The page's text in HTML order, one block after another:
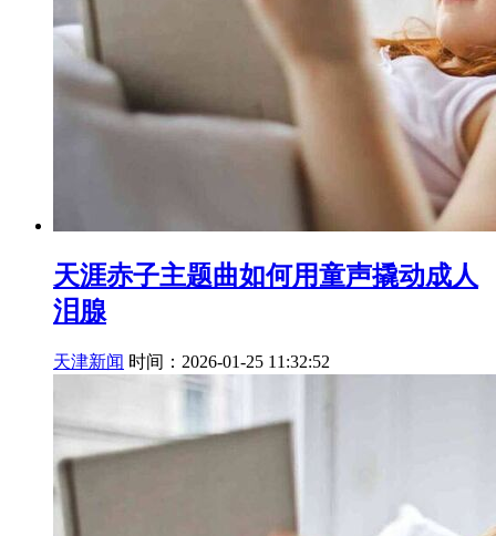
天涯赤子主题曲如何用童声撬动成人
泪腺
天津新闻 时间：2026-01-25 11:32:52